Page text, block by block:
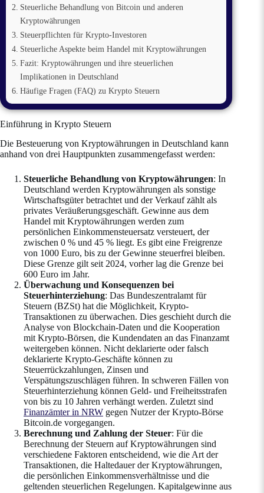
Steuerliche Behandlung von Bitcoin und anderen
Kryptowährungen
Steuerpflichten für Krypto-Investoren
Steuerliche Aspekte beim Handel mit Kryptowährungen
Fazit: Kryptowährungen und ihre steuerlichen
Implikationen in Deutschland
Häufige Fragen (FAQ) zu Krypto Steuern
Einführung in Krypto Steuern
Die Besteuerung von Kryptowährungen in Deutschland kann
anhand von drei Hauptpunkten zusammengefasst werden:
Steuerliche Behandlung von Kryptowährungen: In
Deutschland werden Kryptowährungen als sonstige
Wirtschaftsgüter betrachtet und der Verkauf zählt als
privates Veräußerungsgeschäft. Gewinne aus dem
Handel mit Kryptowährungen werden zum
persönlichen Einkommensteuersatz versteuert, der
zwischen 0 % und 45 % liegt. Es gibt eine Freigrenze
von 1000 Euro, bis zu der Gewinne steuerfrei bleiben.
Diese Grenze gilt seit 2024, vorher lag die Grenze bei
600 Euro im Jahr.
Überwachung und Konsequenzen bei
Steuerhinterziehung: Das Bundeszentralamt für
Steuern (BZSt) hat die Möglichkeit, Krypto-
Transaktionen zu überwachen. Dies geschieht durch die
Analyse von Blockchain-Daten und die Kooperation
mit Krypto-Börsen, die Kundendaten an das Finanzamt
weitergeben können. Nicht deklarierte oder falsch
deklarierte Krypto-Geschäfte können zu
Steuerrückzahlungen, Zinsen und
Verspätungszuschlägen führen. In schweren Fällen von
Steuerhinterziehung können Geld- und Freiheitsstrafen
von bis zu 10 Jahren verhängt werden​​. Zuletzt sind
Finanzämter in NRW gegen Nutzer der Krypto-Börse
Bitcoin.de vorgegangen.
Berechnung und Zahlung der Steuer: Für die
Berechnung der Steuern auf Kryptowährungen sind
verschiedene Faktoren entscheidend, wie die Art der
Transaktionen, die Haltedauer der Kryptowährungen,
die persönlichen Einkommensverhältnisse und die
geltenden steuerlichen Regelungen. Kapitalgewinne aus